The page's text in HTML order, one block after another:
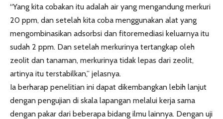
“Yang kita cobakan itu adalah air yang mengandung merkuri
20 ppm, dan setelah kita coba menggunakan alat yang
mengombinasikan adsorbsi dan fitoremediasi keluarnya itu
sudah 2 ppm. Dan setelah merkurinya tertangkap oleh
zeolit dan tanaman, merkurinya tidak lepas dari zeolit,
artinya itu terstabilkan,” jelasnya.
Ia berharap penelitian ini dapat dikembangkan lebih lanjut
dengan pengujian di skala lapangan melalui kerja sama
dengan pakar dari beberapa bidang ilmu lainnya. Dengan uji